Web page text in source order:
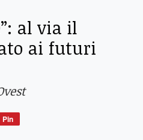
al via il
ai futuri
Pin